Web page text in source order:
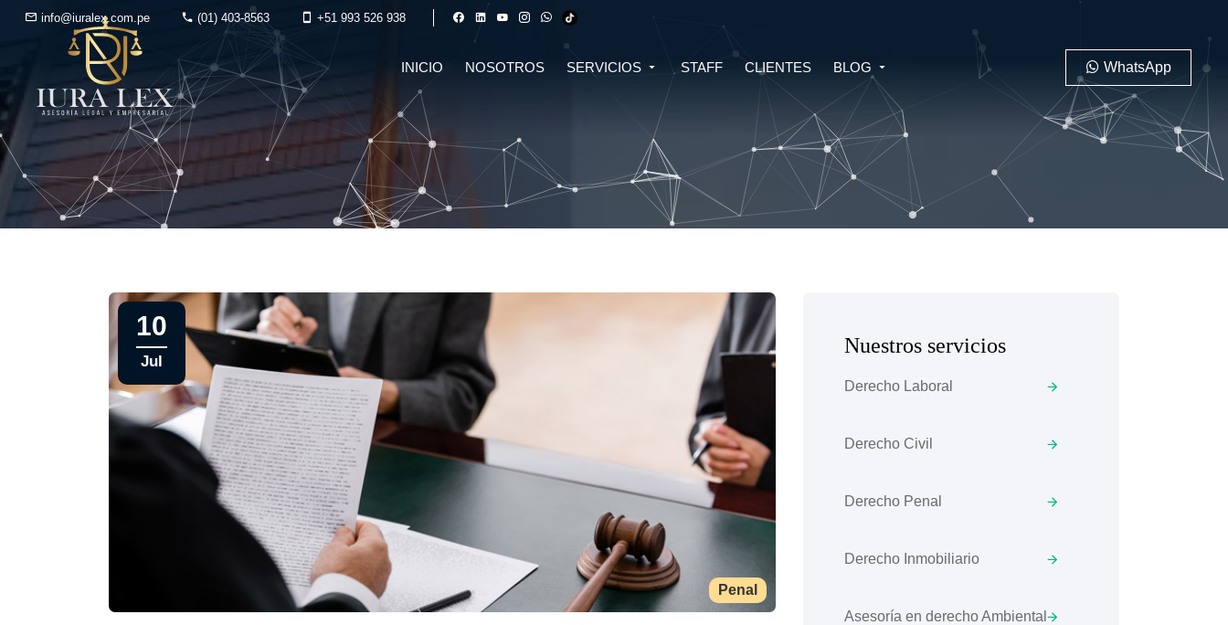
info@iuralex.com.pe (01) 403-8563 +51 993 526 938
INICIO NOSOTROS SERVICIOS
DERECHO CIVIL
DERECHO DE SALUD Y
BIOTECNOLOGÍA
DERECHO EMPRESARIAL Y
CORPORATIVO
DERECHO DIGITAL E IA
DERECHO INMOBILIARIO DERECHO MIGRATORIO
ASESORÍA EN DERECHO AMBIENTAL ASESORÍA EN DERECHO MINERO
STAFF CLIENTES BLOG
TRIBUTARIO
INMOBILIARIO
WhatsApp
Penal
10
Jul
Nuestros servicios
Derecho Laboral
Derecho Civil
Derecho Penal
Derecho Inmobiliario
Asesoría en derecho Ambiental